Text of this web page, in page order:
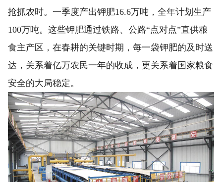
抢抓农时。一季度产出钾肥16.6万吨，全年计划生产
100万吨。这些钾肥通过铁路、公路“点对点”直供粮
食主产区，在春耕的关键时期，每一袋钾肥的及时送
达，关系着亿万农民一年的收成，更关系着国家粮食
安全的大局稳定。